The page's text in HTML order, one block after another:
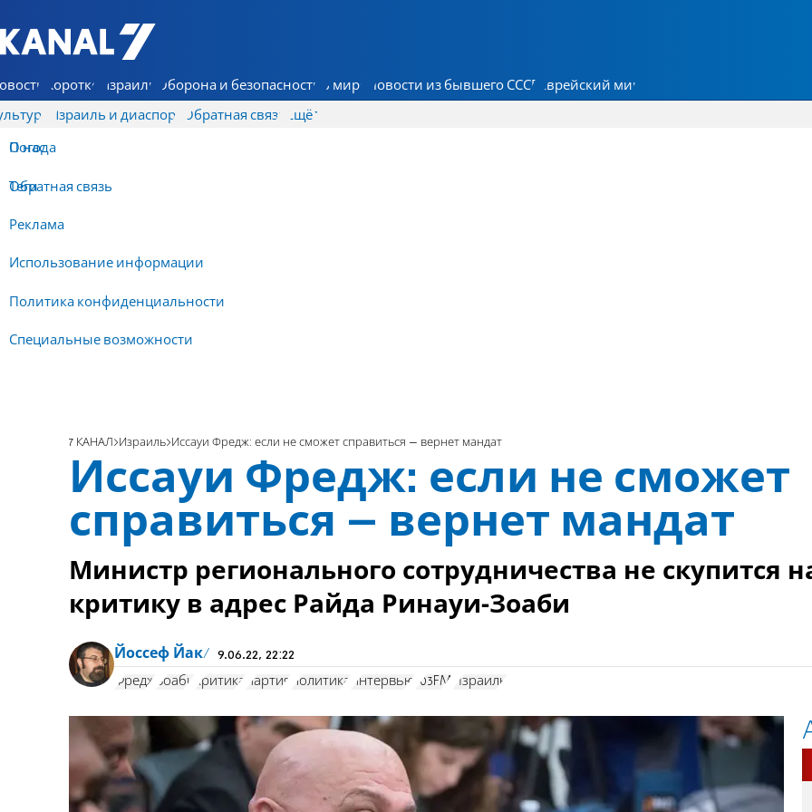
7 КАНАЛ - Аруц Шева
Коротко Израиль Оборона и безопасность В мире Новости из бывшего СССР Еврейский мир
Израиль и диаспора Обратная связь
О нас
Обратная связь
Реклама
Использование информации
Политика конфиденциальности
Специальные возможности
Ещё
Погода
Теги
7 КАНАЛ Израиль Иссауи Фредж: если не сможет справиться – вернет мандат
Иссауи Фредж: если не сможет
справиться – вернет мандат
Министр регионального сотрудничества не скупится
критику в адрес Райда Ринауи-Зоаби
Йоссеф Йак 9.06.22, 22:22
Фредж Зоаби критика партия политика интервью 103FM Израиль